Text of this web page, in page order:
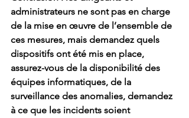
administrateurs ne sont pas en charge
de la mise en œuvre de l’ensemble de
ces mesures, mais demandez quels
dispositifs ont été mis en place,
assurez-vous de la disponibilité des
équipes informatiques, de la
surveillance des anomalies, demandez
à ce que les incidents soient